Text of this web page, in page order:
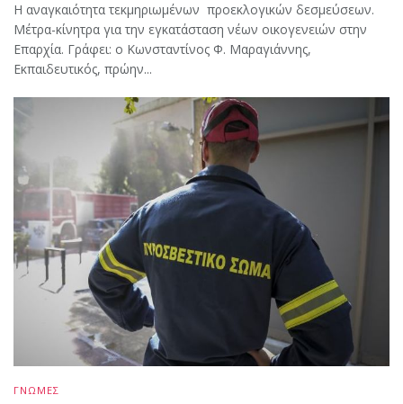
Η αναγκαιότητα τεκμηριωμένων προεκλογικών δεσμεύσεων.
Μέτρα-κίνητρα για την εγκατάσταση νέων οικογενειών στην
Επαρχία. Γράφει: ο Κωνσταντίνος Φ. Μαραγιάννης,
Εκπαιδευτικός, πρώην...
ΓΝΩΜΕΣ